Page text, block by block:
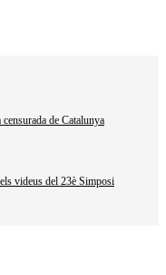
de Catalunya
videus del 23è Simposi